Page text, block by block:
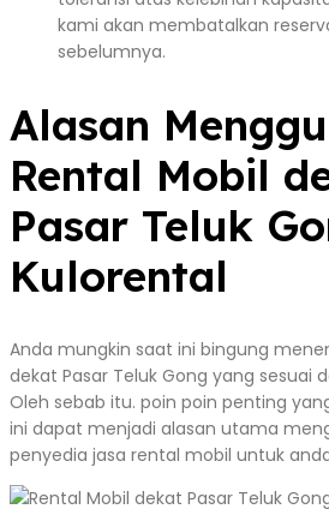
kami akan membatalkan
sebelumnya.
Alasan
Rental Mobil
Pasar Teluk
Kulorental
Anda mungkin saat ini bingung
dekat Pasar Teluk Gong yang sesuai
Oleh sebab itu. poin poin penting
ini dapat menjadi alasan utama
penyedia jasa rental mobil untuk